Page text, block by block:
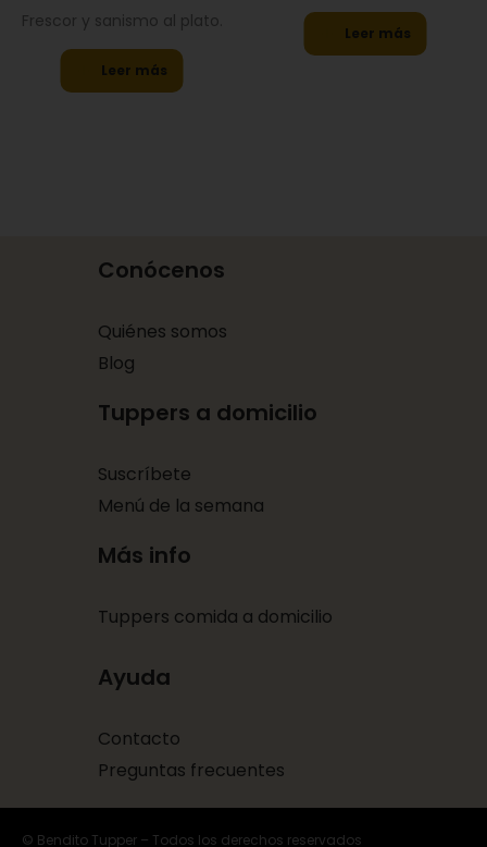
Frescor y sanismo al plato.
Leer más
Leer más
Conócenos
Quiénes somos
Blog
Tuppers a domicilio
Suscríbete
Menú de la semana
Más info
Tuppers comida a domicilio
Ayuda
Contacto
Preguntas frecuentes
© Bendito Tupper – Todos los derechos reservados